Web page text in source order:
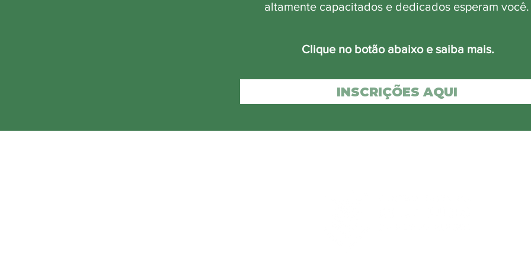
altamente capacitados e dedicados esperam
Clique no botão abaixo e saiba mais.
INSCRIÇÕES AQUI